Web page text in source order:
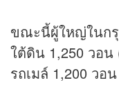
ขณะนี้ผู้ใหญ่ในกรุ
ใต้ดิน 1,250 วอน
รถเมล์ 1,200 วอ